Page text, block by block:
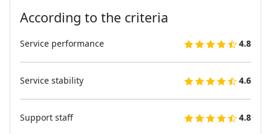
According to the criteria
Service performance 4.8
Service stability 4.6
Support staff 4.8